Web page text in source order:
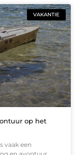
VAKANTIE
op het
vaak een